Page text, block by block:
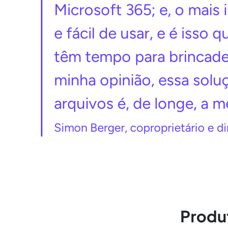
Microsoft 365; e, o mais
e fácil de usar, e é isso
têm tempo para
minha opinião, essa
arquivos é, de longe, a
Simon Berger, coproprietário e